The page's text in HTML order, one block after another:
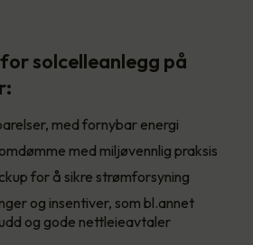
solcelleanlegg på
med fornybar energi
med miljøvennlig praksis
for å sikre strømforsyning
og insentiver, som bl.annet
og gode nettleieavtaler